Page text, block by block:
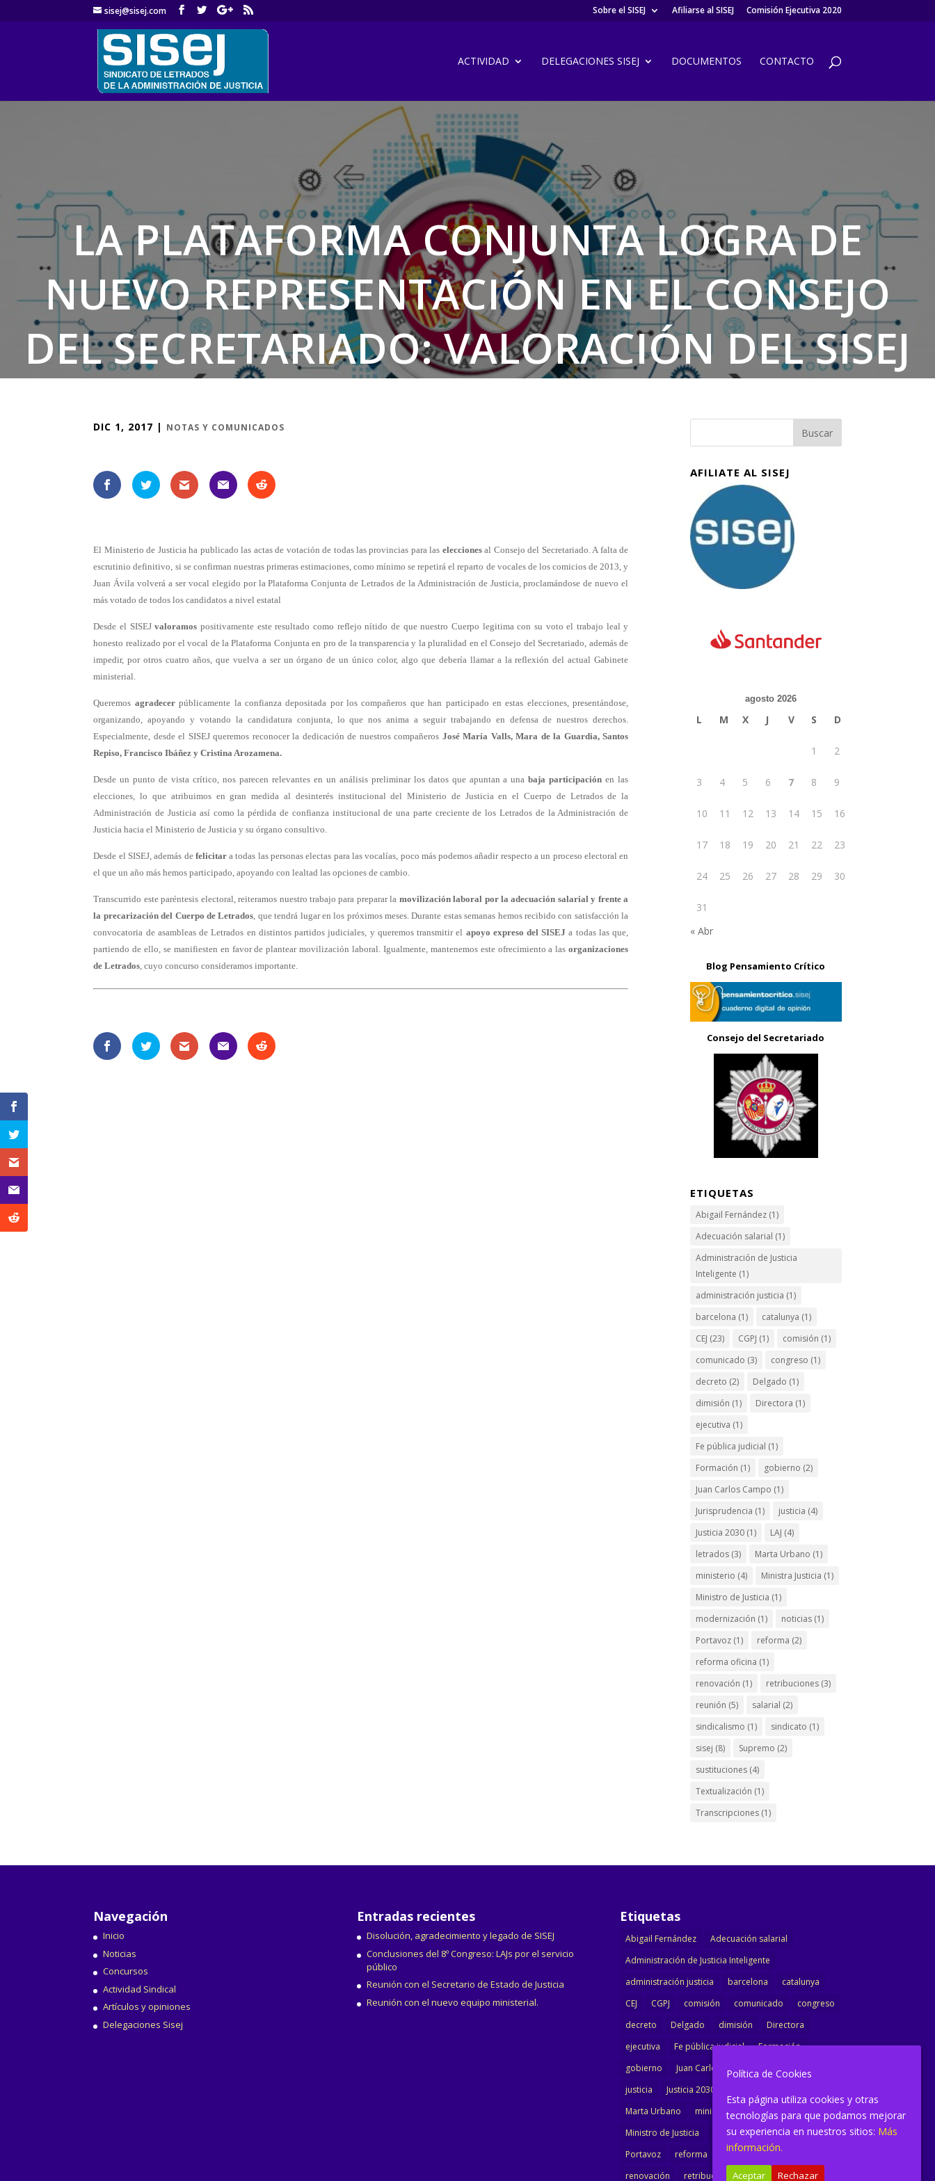
sisej@sisej.com Sobre el SISEJ Afiliarse al SISEJ Comisión Ejecutiva 2020
ACTIVIDAD DELEGACIONES SISEJ DOCUMENTOS CONTACTO
'
LA PLATAFORMA CONJUNTA LOGRA DE
NUEVO REPRESENTACIÓN EN EL CONSEJO
DEL SECRETARIADO: VALORACIÓN DEL SISEJ
DIC 1, 2017 | NOTAS Y COMUNICADOS
El Ministerio de Justicia ha publicado las actas de votación de todas las provincias para las eleccionesal Consejo del Secretariado. A falta de
escrutinio definitivo, si se confirman nuestras primeras estimaciones, como mínimo se repetirá el reparto de vocales de los comicios de 2013, y
Juan Ávila volverá a ser vocal elegido por la Plataforma Conjunta de Letrados de la Administración de Justicia, proclamándose de nuevo el
más votado de todos los candidatos a nivel estatal
Desde el SISEJvaloramos positivamente este resultado como reflejo nítido de que nuestro Cuerpo legitima con su voto el trabajo leal y
honesto realizado por el vocal de la Plataforma Conjunta en pro de la transparencia y la pluralidad en el Consejo del Secretariado, además de
impedir, por otros cuatro años, que vuelva a ser un órgano de un único color, algo que debería llamar a la reflexión del actual Gabinete
ministerial.
Queremos agradecerpúblicamente la confianza depositada por los compañeros que han participado en estas elecciones, presentándose,
organizando, apoyando y votando la candidatura conjunta, lo que nos anima a seguir trabajando en defensa de nuestros derechos.
Especialmente, desde el SISEJ queremos reconocer la dedicación de nuestros compañeros José María Valls, Mara de la Guardia, Santos
Repiso, Francisco Ibáñez y Cristina Arozamena.
Desde un punto de vista crítico, nos parecen relevantes en un análisis preliminar los datos que apuntan a unabaja participación en las
elecciones, lo que atribuimos en gran medida al desinterés institucional del Ministerio de Justicia en el Cuerpo de Letrados de la
Administración de Justicia así como la pérdida de confianza institucional de una parte creciente de los Letrados de la Administración de
Justicia hacia el Ministerio de Justicia y su órgano consultivo.
Desde el SISEJ, además de felicitara todas las personas electas para las vocalías, poco más podemos añadir respecto a un proceso electoral en
el que un año más hemos participado, apoyando con lealtad las opciones de cambio.
Transcurrido este paréntesis electoral, reiteramos nuestro trabajo para preparar la movilización laboral por la adecuación salarial y frente a
la precarización del Cuerpo de Letrados, que tendrá lugar en los próximos meses. Durante estas semanas hemos recibido con satisfacción la
convocatoria de asambleas de Letrados en distintos partidos judiciales, y queremos transmitir el apoyo expreso del SISEJ a todas las que,
partiendo de ello, se manifiesten en favor de plantear movilización laboral. Igualmente, mantenemos este ofrecimiento a lasorganizaciones
de Letrados, cuyo concurso consideramos importante.
AFILIATE AL SISEJ
agosto 2026
L M X J V S D
1 2
3 4 5 6 7 8 9
10 11 12 13 14 15 16
17 18 19 20 21 22 23
24 25 26 27 28 29 30
31
« Abr
Blog Pensamiento Crítico
Consejo del Secretariado
ETIQUETAS
Abigail Fernández (1)
Adecuación salarial (1)
Administración de Justicia
Inteligente (1)
administración justicia (1)
barcelona (1) catalunya (1)
CEJ (23) CGPJ (1) comisión (1)
comunicado (3) congreso (1)
decreto (2) Delgado (1)
dimisión (1) Directora (1)
ejecutiva (1)
Fe pública judicial (1)
Formación (1) gobierno (2)
Juan Carlos Campo (1)
Jurisprudencia (1) justicia (4)
Justicia 2030 (1) LAJ (4)
letrados (3) Marta Urbano (1)
ministerio (4) Ministra Justicia (1)
Ministro de Justicia (1)
modernización (1) noticias (1)
Portavoz (1) reforma (2)
reforma oficina (1)
renovación (1) retribuciones (3)
reunión (5) salarial (2)
sindicalismo (1) sindicato (1)
sisej (8) Supremo (2)
sustituciones (4)
Textualización (1)
Transcripciones (1)
Navegación
Inicio
Noticias
Concursos
Actividad Sindical
Artículos y opiniones
Delegaciones Sisej
Entradas recientes
Disolución, agradecimiento y legado de SISEJ
Conclusiones del 8º Congreso: LAJs por el servicio
público
Reunión con el Secretario de Estado de Justicia
Reunión con el nuevo equipo ministerial.
Etiquetas
Abigail Fernández
Adecuación salarial
Administración de Justicia Inteligente
administración justicia
barcelona
catalunya
CEJ
CGPJ comisión comunicado
congreso
decreto
Delgado dimisión
Directora
ejecutiva
Fe pública judicial
Formación
gobierno
Juan Carlos Campo
Jurisprudencia
justicia
Justicia 2030
Marta Urbano
ministerio
Ministra Justicia
Ministro de Justicia
modernización
noticias
Portavoz
reforma
reforma oficina
renovación
retribuciones reunión salarial
Política de Cookies
Esta página utiliza cookies y otras
tecnologías para que podamos mejorar
su experiencia en nuestros sitios: Más
información.
Aceptar Rechazar